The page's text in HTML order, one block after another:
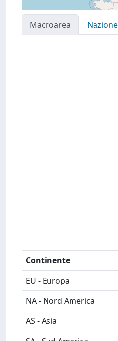
Macroarea Nazione
Continente
EU - Europa
NA - Nord America
AS - Asia